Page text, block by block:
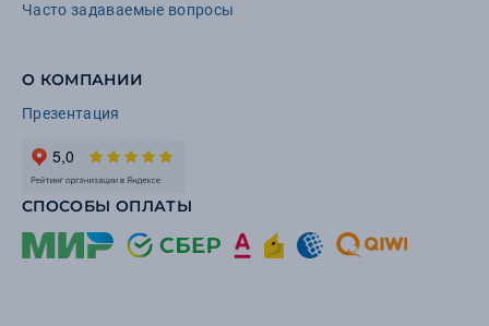
Часто задаваемые вопросы
О КОМПАНИИ
Презентация
СПОСОБЫ ОПЛАТЫ